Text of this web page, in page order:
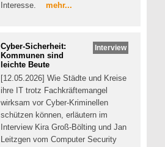
Interesse. mehr...
Interview
Cyber-Sicherheit:
Kommunen sind
leichte Beute
[12.05.2026] Wie Städte und Kreise
ihre IT trotz Fachkräftemangel
wirksam vor Cyber-Kriminellen
schützen können, erläutern im
Interview Kira Groß-Bölting und Jan
Leitzgen vom Computer Security